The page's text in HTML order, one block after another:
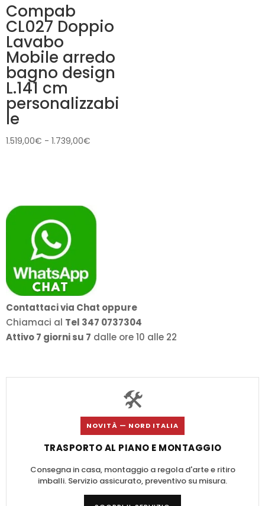
Compab
CL027 Doppio
Lavabo
Mobile arredo
bagno design
L.141 cm
personalizzabi
le
1.519,00€ - 1.739,00€
a
1.739,00€
Contattaci via Chat oppure
Chiamaci al Tel 347 0737304
Attivo 7 giorni su 7 dalle ore 10 alle 22
🛠️
NOVITÀ — NORD ITALIA
TRASPORTO AL PIANO E MONTAGGIO
Consegna in casa, montaggio a regola d'arte e ritiro
imballi. Servizio assicurato, preventivo su misura.